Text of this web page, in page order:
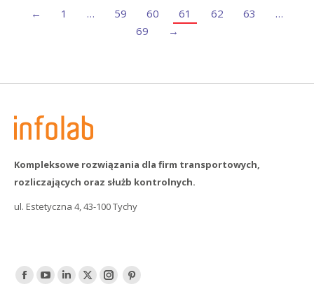
← 1 … 59 60 61 62 63
…
69
→
Kompleksowe rozwiązania dla firm transportowych,
rozliczających oraz służb kontrolnych.
ul. Estetyczna 4, 43-100 Tychy
Find us on:
FacebookYouTube
LinkedTwitterInstagramPinterest